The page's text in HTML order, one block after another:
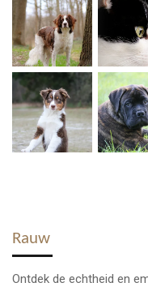
Rauw
Ontdek de echtheid en